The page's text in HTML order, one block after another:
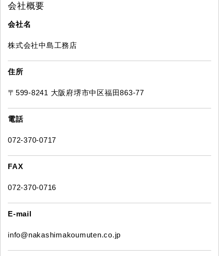
会社概要
会社名
株式会社中島工務店
住所
〒599-8241 大阪府堺市中区福田863-77
電話
072-370-0717
FAX
072-370-0716
E-mail
info@nakashimakoumuten.co.jp